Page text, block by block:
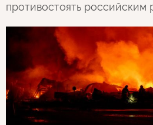
противостоять российским